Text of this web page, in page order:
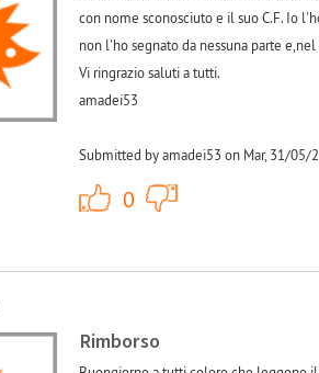
con nome sconosciuto e il suo C.F. Io
non l'ho segnato da nessuna parte
Vi ringrazio saluti a tutti.
amadei53
Submitted by amadei53 on Mar, 31/05/
0
Rimborso